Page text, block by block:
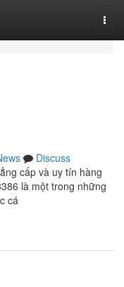
Discuss
cấp và uy tín hàng
là một trong những
cá